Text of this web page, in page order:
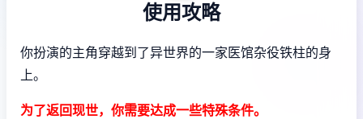
使用攻略
你扮演的主角穿越到了异世界的一家医馆杂役铁柱的身
上。
为了返回现世，你需要达成一些特殊条件。